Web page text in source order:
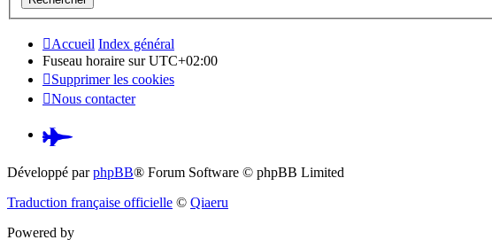
Accueil Index général
Fuseau horaire surUTC+02:00
Supprimer les cookies
Nous contacter
Pardus.at
(S’ouvre
Développé parphpBB® Forum Software © phpBB Limited
Traduction française officielle © Qiaeru
Powered by